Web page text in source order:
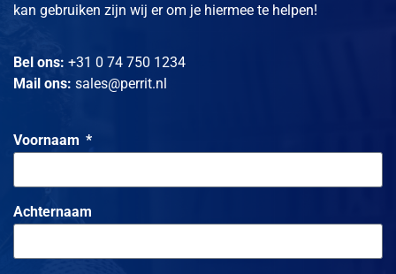
handjes erbij”: óf we dragen een incident volledig voor
expliciet het roer toevertrouwt, dan regelen wij alles
totdat de storm is doorstaan.
kan gebruiken zijn wij er om je hiermee te helpen!
Bel ons: +31 0 74 750 1234
Mail ons: sales@perrit.nl
Voornaam
Achternaam